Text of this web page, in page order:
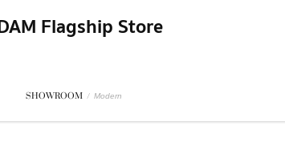
Flagship Store
SHOWROOM / Modern